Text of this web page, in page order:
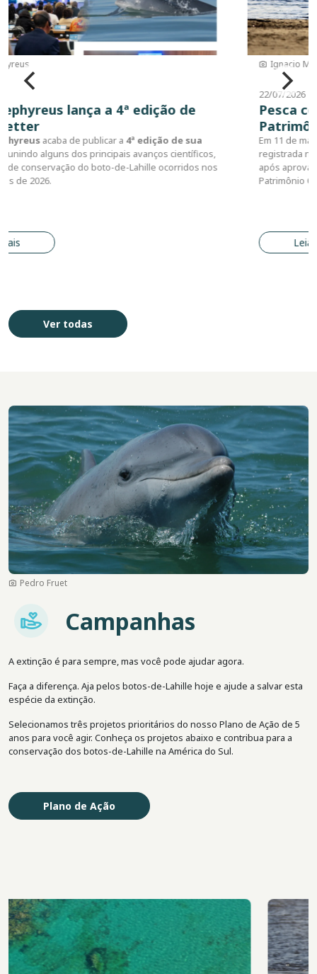
22/07/2026
Pesca com Botos é registrada como
Patrimônio Cultural Imaterial do Brasil
Em 11 de março deste ano, a pesca com botos no sul do Brasil foi
registrada no Livro dos Saberes como bem imaterial do Brasil,
após aprovação na 112ª Reunião do Conselho Consultivo do
Patrimônio Cultural do Iphan.
Leia mais
Ver todas
Imagem
Pedro Fruet
Imagem Campanhas
A extinção é para sempre, mas você pode ajudar agora.
Faça a diferença. Aja pelos botos-de-Lahille hoje e ajude a salvar esta
espécie da extinção.
Selecionamos três projetos prioritários do nosso Plano de Ação de 5
anos para você agir. Conheça os projetos abaixo e contribua para a
conservação dos botos-de-Lahille na América do Sul.
Plano de Ação
Imagem